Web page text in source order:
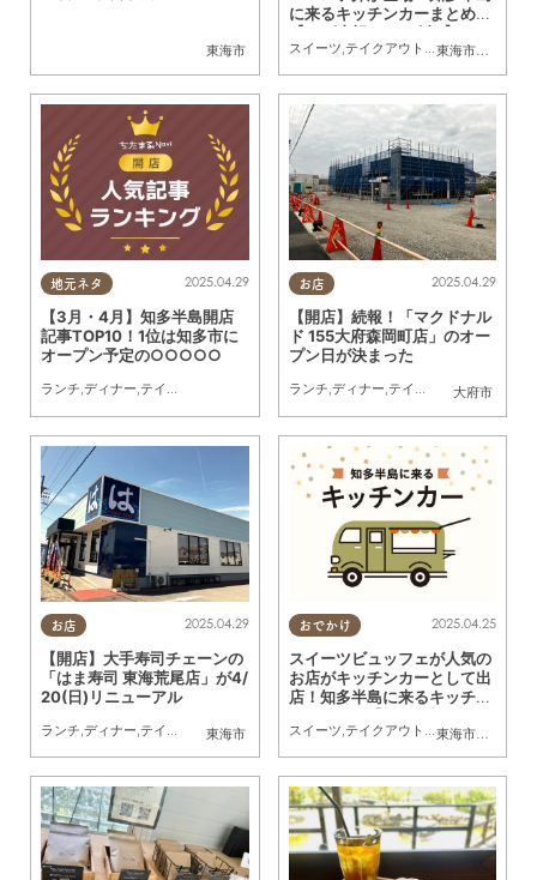
東海市 東海市
,大府市
に来るキッチンカーまとめ
【5/3(土祝)～5/9(金)】
スイーツ テイクアウト キッチンカー
地元ネタ 2025.04.29
【3月・4月】知多半島開店
記事TOP10！1位は知多市に
オープン予定の○○○○○
ランチ,ディナー,テイクアウト まとめ記事
お店
大府市
2025.04.29
【開店】続報！「マクドナル
ド 155大府森岡町店」のオー
プン日が決まった
ランチ,ディナー,テイクアウト ,開店
お店
東海市
2025.04.29
【開店】大手寿司チェーンの
「はま寿司 東海荒尾店」が4/
20(日)リニューアル
ランチ,ディナー,テイクアウト ,開店 リニューアル,家族,おひとりさま
おでかけ
東海市大府市
2025.04.25
スイーツビュッフェが人気の
お店がキッチンカーとして出
店！知多半島に来るキッチン
(金)】
スイーツ,テイクアウト ,キッチンカー